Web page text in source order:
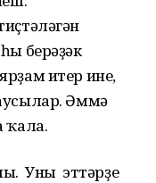
берәҙәк
итер ине,
Әммә
ҡала.
Уны эттәрҙе